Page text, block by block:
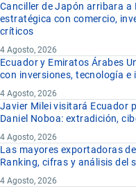
Canciller de Japón arribara
estratégica con comercio,
críticos
4 Agosto, 2026
Ecuador y Emiratos Árabes
con inversiones, tecnología e
4 Agosto, 2026
Javier Milei visitará Ecuador
Daniel Noboa: extradición,
4 Agosto, 2026
Las mayores exportadoras
Ranking, cifras y análisis del
4 Agosto, 2026